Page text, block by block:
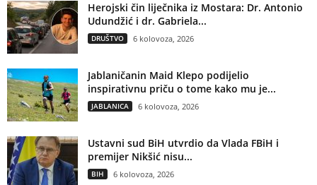
Herojski čin liječnika iz Mostara: Dr. Antonio
Udundžić i dr. Gabriela...
DRUŠTVO 6 kolovoza, 2026
Jablaničanin Maid Klepo podijelio
inspirativnu priču o tome kako mu je...
JABLANICA 6 kolovoza, 2026
Ustavni sud BiH utvrdio da Vlada FBiH i
premijer Nikšić nisu...
BIH 6 kolovoza, 2026